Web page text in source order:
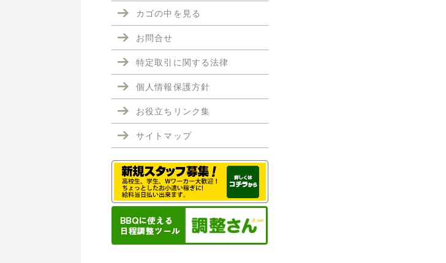
カゴの中を見る
お問合せ
特定取引に関する法律
個人情報保護方針
お役立ちリンク集
サイトマップ